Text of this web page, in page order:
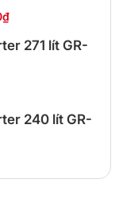
271 lít GR-
240 lít GR-